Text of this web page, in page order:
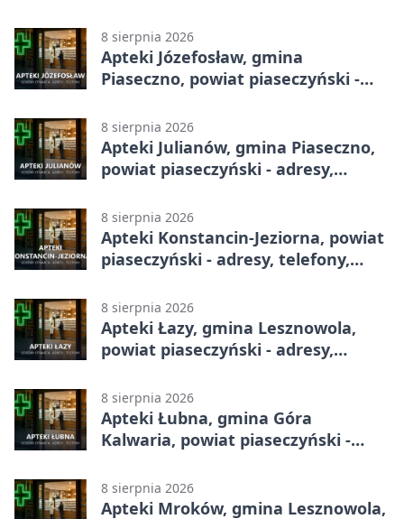
8 sierpnia 2026
Apteki Józefosław, gmina
Piaseczno, powiat piaseczyński -
8 sierpnia 2026
Apteki Julianów, gmina Piaseczno,
powiat piaseczyński - adresy,
8 sierpnia 2026
Apteki Konstancin-Jeziorna, powiat
piaseczyński - adresy, telefony,
8 sierpnia 2026
Apteki Łazy, gmina Lesznowola,
powiat piaseczyński - adresy,
8 sierpnia 2026
Apteki Łubna, gmina Góra
Kalwaria, powiat piaseczyński -
8 sierpnia 2026
Apteki Mroków, gmina Lesznowola,